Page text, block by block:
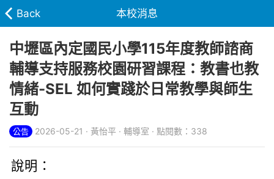
Back 本校消息
中壢區內定國民小學115年度教師諮商
輔導支持服務校園研習課程：教書也教
情緒-SEL 如何實踐於日常教學與師生
互動
公告 2026-05-21 · 黃怡平 · 輔導室 · 點閱數：338
說明：